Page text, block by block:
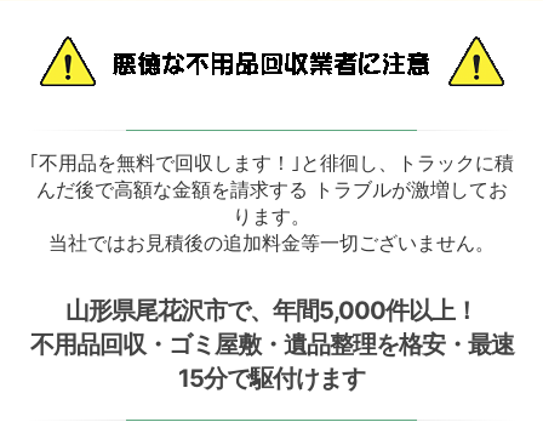
｢不用品を無料で回収します！｣と徘徊し、トラックに積
んだ後で高額な金額を請求する トラブルが激増してお
ります。
当社ではお見積後の追加料金等一切ございません。
山形県尾花沢市で、年間5,000件以上！
不用品回収・ゴミ屋敷・遺品整理を格安・最速
15分で駆付けます